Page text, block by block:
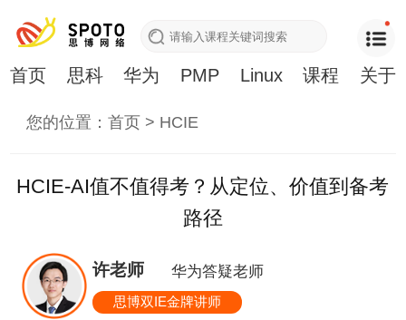
首页 思科 华为 PMP Linux 课程 关于
您的位置：首页 > HCIE
HCIE-AI值不值得考？从定位、价值到备考
路径
许老师 华为答疑老师
思博双IE金牌讲师